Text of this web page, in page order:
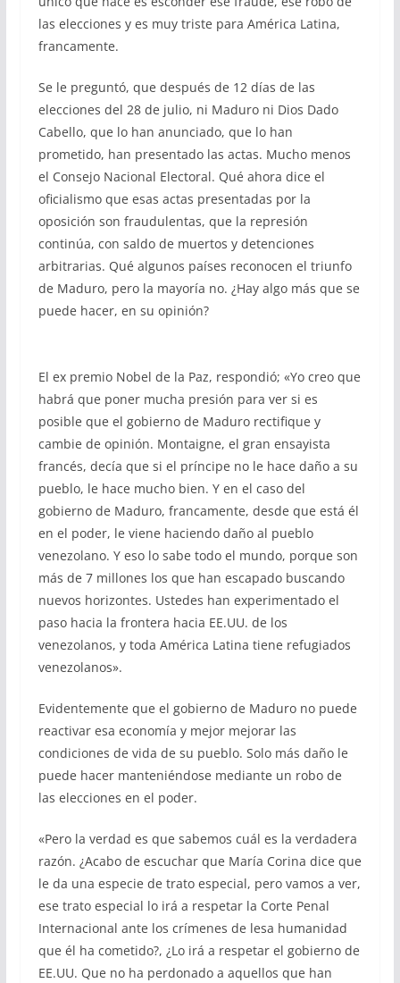
las elecciones y es muy triste para América Latina,
francamente.
Se le preguntó, que después de 12 días de las
elecciones del 28 de julio, ni Maduro ni Dios Dado
Cabello, que lo han anunciado, que lo han
prometido, han presentado las actas. Mucho menos
el Consejo Nacional Electoral. Qué ahora dice el
oficialismo que esas actas presentadas por la
oposición son fraudulentas, que la represión
continúa, con saldo de muertos y detenciones
arbitrarias. Qué algunos países reconocen el triunfo
de Maduro, pero la mayoría no. ¿Hay algo más que se
puede hacer, en su opinión?
El ex premio Nobel de la Paz, respondió; «Yo creo que
habrá que poner mucha presión para ver si es
posible que el gobierno de Maduro rectifique y
cambie de opinión. Montaigne, el gran ensayista
francés, decía que si el príncipe no le hace daño a su
pueblo, le hace mucho bien. Y en el caso del
gobierno de Maduro, francamente, desde que está él
en el poder, le viene haciendo daño al pueblo
venezolano. Y eso lo sabe todo el mundo, porque son
más de 7 millones los que han escapado buscando
nuevos horizontes. Ustedes han experimentado el
paso hacia la frontera hacia EE.UU. de los
venezolanos, y toda América Latina tiene refugiados
venezolanos».
Evidentemente que el gobierno de Maduro no puede
reactivar esa economía y mejor mejorar las
condiciones de vida de su pueblo. Solo más daño le
puede hacer manteniéndose mediante un robo de
las elecciones en el poder.
«Pero la verdad es que sabemos cuál es la verdadera
razón. ¿Acabo de escuchar que María Corina dice que
le da una especie de trato especial, pero vamos a ver,
ese trato especial lo irá a respetar la Corte Penal
Internacional ante los crímenes de lesa humanidad
que él ha cometido?, ¿Lo irá a respetar el gobierno de
EE.UU. Que no ha perdonado a aquellos que han